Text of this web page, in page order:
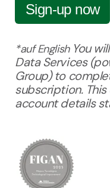
Sign-up now
*auf English You
Data Services
Group) to
subscription.
account details